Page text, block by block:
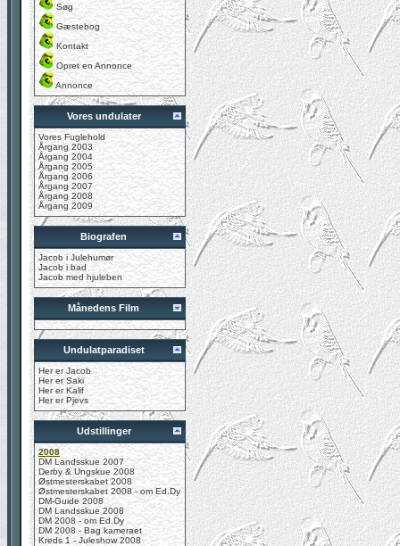
Søg
Gæstebog
Kontakt
Opret en Annonce
Annonce
Vores undulater
Vores Fuglehold
Årgang 2003
Årgang 2004
Årgang 2005
Årgang 2006
Årgang 2007
Årgang 2008
Årgang 2009
Biografen
Jacob i Julehumør
Jacob i bad
Jacob med hjuleben
Månedens Film
Undulatparadiset
Her er Jacob
Her er Saki
Her er Kalif
Her er Pjevs
Udstillinger
2008
DM Landsskue 2007
Derby & Ungskue 2008
Østmesterskabet 2008
Østmesterskabet 2008 - om Ed.Dy
DM-Guide 2008
DM Landsskue 2008
DM 2008 - om Ed.Dy
DM 2008 - Bag kameraet
Kreds 1 - Juleshow 2008